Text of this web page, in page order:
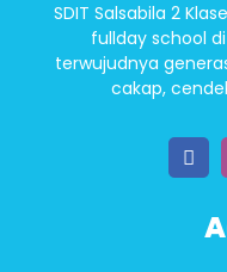
SDIT Salsabila 2
fullday school
terwujudnya
cakap,